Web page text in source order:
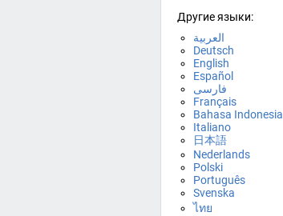
Другие языки:
العربية
Deutsch
English
Español
فارسی
Français
Bahasa Indonesia
Italiano
日本語
Nederlands
Polski
Português
Svenska
ไทย